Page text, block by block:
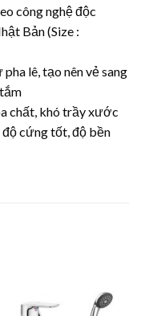
công nghệ độc
Bản (Size :
lê, tạo nên vẻ sang
chất, khó trầy xước
cứng tốt, độ bền